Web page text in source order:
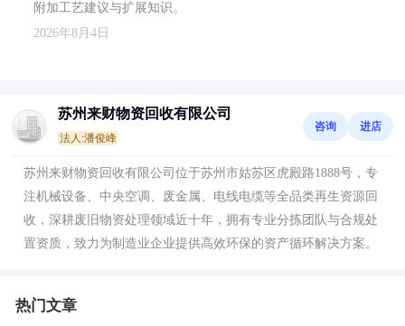
附加工艺建议与扩展知识。
2026年8月4日
苏州来财物资回收有限公司
法人:潘俊峰
咨询 进店
苏州来财物资回收有限公司位于苏州市姑苏区虎殿路1888号，专
注机械设备、中央空调、废金属、电线电缆等全品类再生资源回
收，深耕废旧物资处理领域近十年，拥有专业分拣团队与合规处
置资质，致力为制造业企业提供高效环保的资产循环解决方案。
热门文章